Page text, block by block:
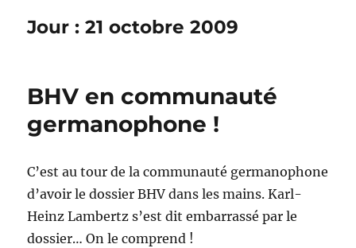
Jour :21 octobre 2009
BHV en communauté
germanophone !
C’est au tour de la communauté germanophone
d’avoir le dossier BHV dans les mains. Karl-
Heinz Lambertz s’est dit embarrassé par le
dossier… On le comprend !